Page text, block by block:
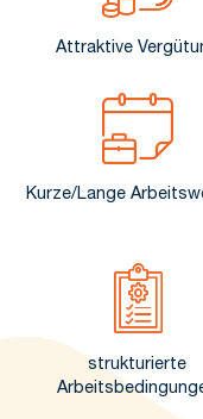
Attraktive
Kurze/Lange
strukturierte